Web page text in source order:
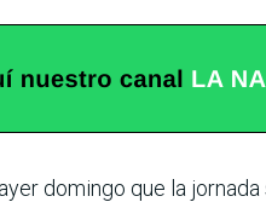
domingo que la